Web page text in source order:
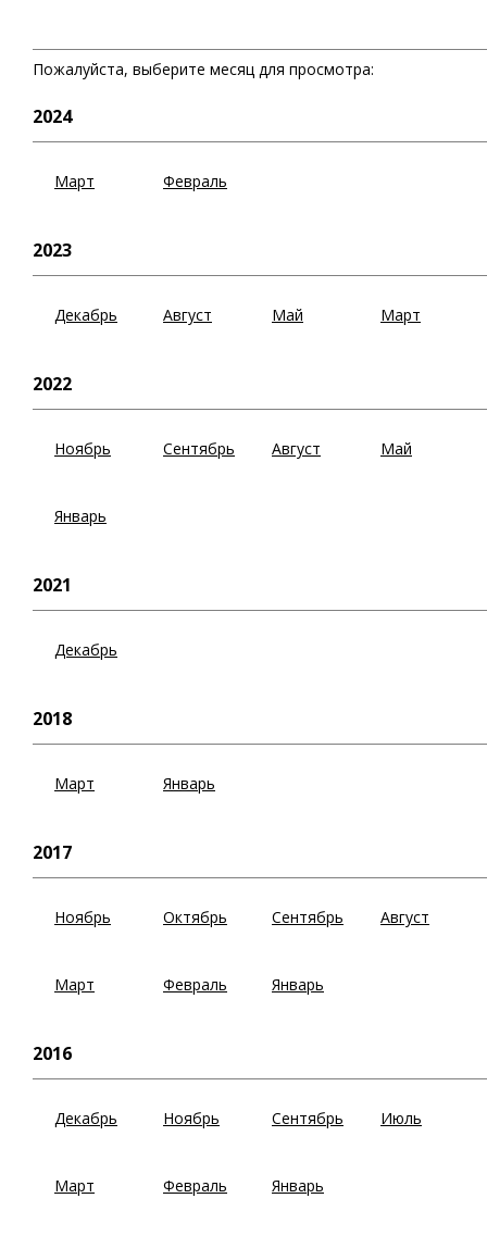
Пожалуйста, выберите месяц для просмотра:
2024
Март Февраль
2023
Декабрь Август Май Март
2022
Ноябрь Сентябрь Август Май
Январь
2021
Декабрь
2018
Март Январь
2017
Ноябрь Октябрь Сентябрь Август
Март Февраль Январь
2016
Декабрь Ноябрь Сентябрь Июль
Март Февраль Январь